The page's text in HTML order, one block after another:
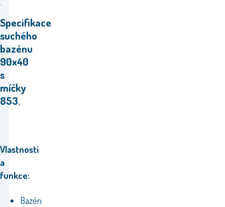
Specifikace
suchého
bazénu
90x40
s
míčky
853.
Vlastnosti
a
funkce:
Bazén